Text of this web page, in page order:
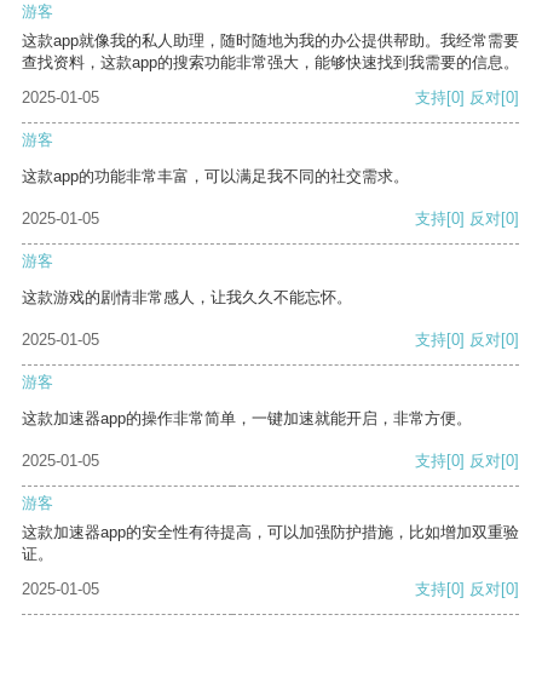
游客
这款app就像我的私人助理，随时随地为我的办公提供帮助。我经常需要
查找资料，这款app的搜索功能非常强大，能够快速找到我需要的信息。
2025-01-05
支持[0] 反对[0]
游客
这款app的功能非常丰富，可以满足我不同的社交需求。
2025-01-05 支持[0] 反对[0]
游客
这款游戏的剧情非常感人，让我久久不能忘怀。
2025-01-05 支持[0] 反对[0]
游客
这款加速器app的操作非常简单，一键加速就能开启，非常方便。
2025-01-05 支持[0] 反对[0]
游客
这款加速器app的安全性有待提高，可以加强防护措施，比如增加双重验
证。
2025-01-05
支持[0] 反对[0]